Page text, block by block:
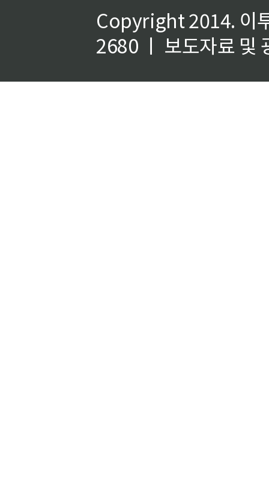
Copyright 2014. 이
2680 ㅣ 보도자료